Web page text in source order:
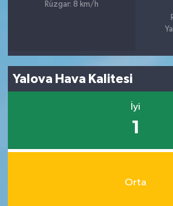
Rüzgar: 8 km/h
Yalova Hava Kalitesi
İyi
1
Orta